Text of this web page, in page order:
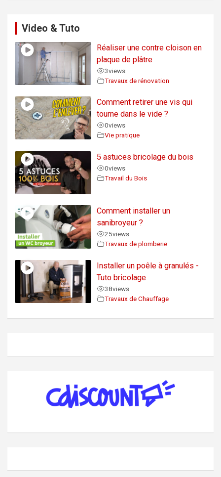
Video & Tuto
Réaliser une contre cloison en
plaque de plâtre
3views
Travaux de rénovation
Comment retirer une vis qui
tourne dans le vide ?
0views
Vie pratique
5 astuces bricolage du bois
0views
Travail du Bois
Comment installer un
sanibroyeur ?
25views
Travaux de plomberie
Installer un poêle à granulés -
Tuto bricolage
38views
Travaux de Chauffage